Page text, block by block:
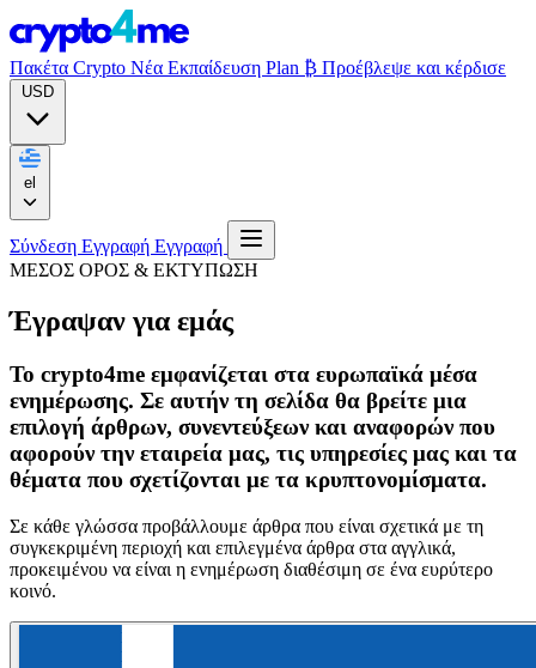
Πακέτα Crypto Νέα Εκπαίδευση Plan ₿ Προέβλεψε και κέρδισε
Σύνδεση Εγγραφή Εγγραφή
ΜΕΣΟΣ ΟΡΟΣ & ΕΚΤΥΠΩΣΗ
Έγραψαν για εμάς
Το crypto4me εμφανίζεται στα ευρωπαϊκά μέσα
ενημέρωσης. Σε αυτήν τη σελίδα θα βρείτε μια
επιλογή άρθρων, συνεντεύξεων και αναφορών που
αφορούν την εταιρεία μας, τις υπηρεσίες μας και τα
θέματα που σχετίζονται με τα κρυπτονομίσματα.
Σε κάθε γλώσσα προβάλλουμε άρθρα που είναι σχετικά με τη
συγκεκριμένη περιοχή και επιλεγμένα άρθρα στα αγγλικά,
προκειμένου να είναι η ενημέρωση διαθέσιμη σε ένα ευρύτερο
κοινό.